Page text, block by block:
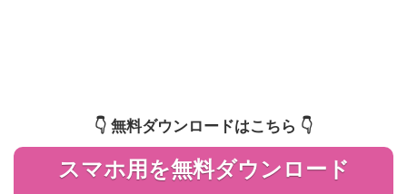
👇️ 無料ダウンロードはこちら 👇️
スマホ用を無料ダウンロード